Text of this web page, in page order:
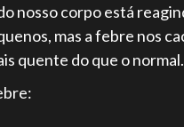
nosso corpo está
mas a febre nos
quente do que o normal.